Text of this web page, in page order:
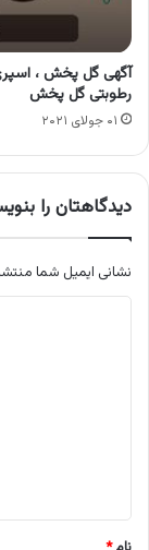
آگهی گل پخش ،
رطوبتی گل پخش
۰۱ جولای ۲۰۲۱
دیدگاهتان را
نشانی ایمیل شما